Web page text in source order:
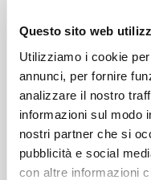
Questo sito web
Utilizziamo i cookie
annunci, per fornire
analizzare il nostro
informazioni sul modo
nostri partner che si
pubblicità e social
con altre informazioni
30 gen 2022, 18:30
Carpegna
Nutribullet